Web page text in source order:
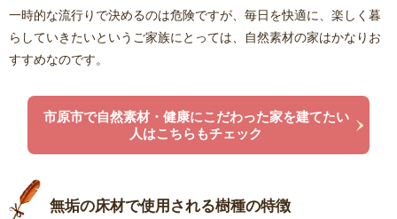
一時的な流行りで決めるのは危険ですが、毎日を快適に、楽しく暮
らしていきたいというご家族にとっては、自然素材の家はかなりお
すすめなのです。
市原市で自然素材・健康にこだわった家を建てたい
人はこちらもチェック
無垢の床材で使用される樹種の特徴